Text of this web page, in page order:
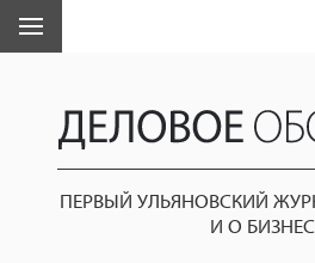
ПЕРВЫЙ УЛЬЯНОВСКИЙ
И О